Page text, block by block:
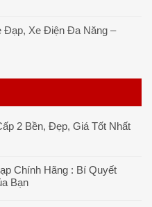
Đạp, Xe Điện Đa Năng –
2 Bền, Đẹp, Giá Tốt Nhất
Chính Hãng : Bí Quyết
Bạn